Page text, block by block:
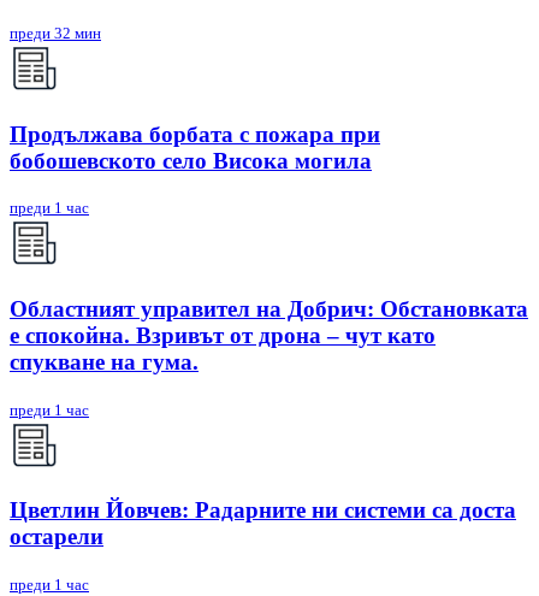
преди 32 мин
Продължава борбата с пожара при
бобошевското село Висока могила
преди 1 час
Областният управител на Добрич: Обстановката
е спокойна. Взривът от дрона – чут като
спукване на гума.
преди 1 час
Цветлин Йовчев: Радарните ни системи са доста
остарели
преди 1 час